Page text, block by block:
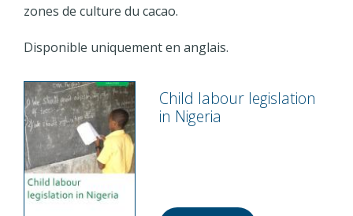
zones de culture du cacao.
Disponible uniquement en anglais.
Child labour legislation
in Nigeria